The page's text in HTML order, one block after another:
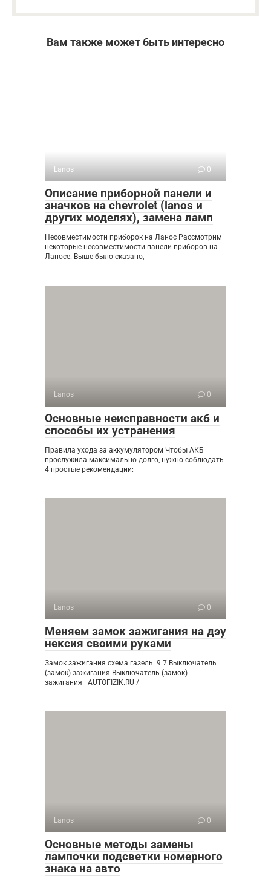
Вам также может быть интересно
Lanos 0
Описание приборной панели и
значков на chevrolet (lanos и
других моделях), замена ламп
Несовместимости приборок на Ланос Рассмотрим
некоторые несовместимости панели приборов на
Ланосе. Выше было сказано,
Lanos 0
Основные неисправности акб и
способы их устранения
Правила ухода за аккумулятором Чтобы АКБ
прослужила максимально долго, нужно соблюдать
4 простые рекомендации:
Lanos 0
Меняем замок зажигания на дэу
нексия своими руками
Замок зажигания схема газель. 9.7 Выключатель
(замок) зажигания Выключатель (замок)
зажигания | AUTOFIZIK.RU /
Lanos 0
Основные методы замены
лампочки подсветки номерного
знака на авто